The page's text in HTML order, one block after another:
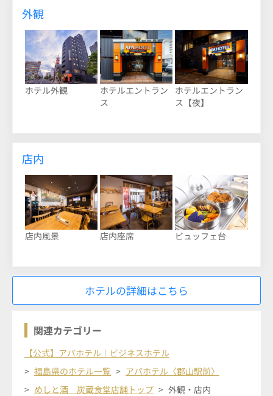
外観
ホテル外観
ホテルエントラン
ス
ホテルエントラン
ス【夜】
店内
店内風景 店内座席 ビュッフェ台
ホテルの詳細はこちら
関連カテゴリー
【公式】アパホテル｜ビジネスホテル
福島県のホテル一覧
アパホテル〈郡山駅前〉
めしと酒 炭蔵食堂店舗トップ
外観・店内